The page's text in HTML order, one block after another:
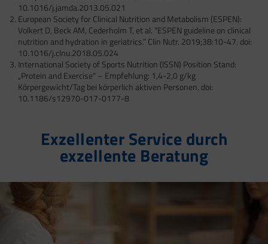
10.1016/j.jamda.2013.05.021
European Society for Clinical Nutrition and Metabolism (ESPEN):
Volkert D, Beck AM, Cederholm T, et al. “ESPEN guideline on clinical
nutrition and hydration in geriatrics.” Clin Nutr. 2019;38:10-47. doi:
10.1016/j.clnu.2018.05.024
International Society of Sports Nutrition (ISSN) Position Stand:
„Protein and Exercise“ – Empfehlung: 1,4-2,0 g/kg
Körpergewicht/Tag bei körperlich aktiven Personen. doi:
10.1186/s12970-017-0177-8
Exzellenter Service durch
exzellente Beratung